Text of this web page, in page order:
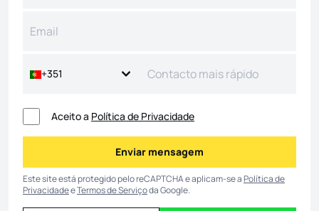
+351
Aceito a Política de Privacidade
Enviar mensagem
Enviar mensagem
Este site está protegido pelo reCAPTCHA e aplicam-se aPolítica de
PrivacidadeeTermos de Serviçoda Google.